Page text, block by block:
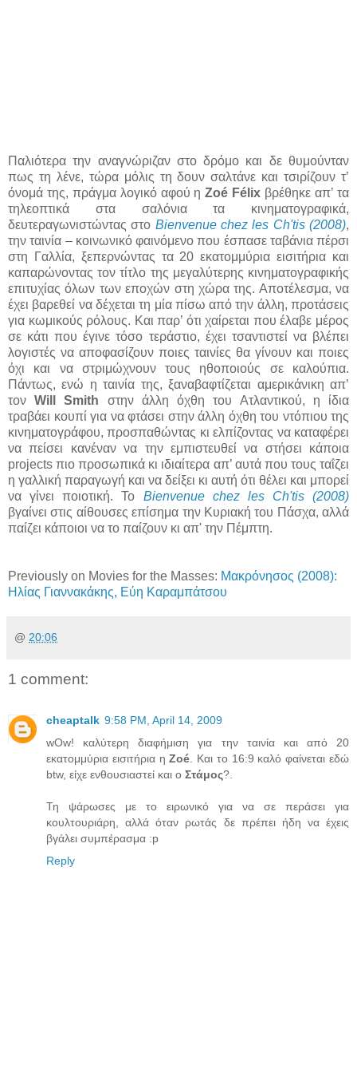
Παλιότερα την αναγνώριζαν στο δρόμο και δε θυμούνταν
πως τη λένε, τώρα μόλις τη δουν σαλτάνε και τσιρίζουν τ’
όνομά της, πράγμα λογικό αφού ηZoé Félix βρέθηκε απ’ τα
τηλεοπτικά στα σαλόνια τα κινηματογραφικά,
δευτεραγωνιστώντας στο Bienvenue chez les Ch'tis (2008),
την ταινία – κοινωνικό φαινόμενο που έσπασε ταβάνια πέρσι
στη Γαλλία, ξεπερνώντας τα 20 εκατομμύρια εισιτήρια και
καπαρώνοντας τον τίτλο της μεγαλύτερης κινηματογραφικής
επιτυχίας όλων των εποχών στη χώρα της. Αποτέλεσμα, να
έχει βαρεθεί να δέχεται τη μία πίσω από την άλλη, προτάσεις
για κωμικούς ρόλους. Και παρ’ ότι χαίρεται που έλαβε μέρος
σε κάτι που έγινε τόσο τεράστιο, έχει τσαντιστεί να βλέπει
λογιστές να αποφασίζουν ποιες ταινίες θα γίνουν και ποιες
όχι και να στριμώχνουν τους ηθοποιούς σε καλούπια.
Πάντως, ενώ η ταινία της, ξαναβαφτίζεται αμερικάνικη απ’
τονWill Smith στην άλλη όχθη του Ατλαντικού, η ίδια
τραβάει κουπί για να φτάσει στην άλλη όχθη του ντόπιου της
κινηματογράφου, προσπαθώντας κι ελπίζοντας να καταφέρει
να πείσει κανέναν να την εμπιστευθεί να στήσει κάποια
projects πιο προσωπικά κι ιδιαίτερα απ’ αυτά που τους ταΐζει
η γαλλική παραγωγή και να δείξει κι αυτή ότι θέλει και μπορεί
να γίνει ποιοτική. Το Bienvenue chez les Ch'tis (2008)
βγαίνει στις αίθουσες επίσημα την Κυριακή του Πάσχα, αλλά
παίζει κάποιοι να το παίζουν κι απ' την Πέμπτη.
Previously on Movies for the Masses: Μακρόνησος (2008):
Ηλίας Γιαννακάκης, Εύη Καραμπάτσου
@ 20:06
1 comment:
cheaptalk 9:58 PM, April 14, 2009
wOw! καλύτερη διαφήμιση για την ταινία και από 20
εκατομμύρια εισιτήρια ηZoé . Και το 16:9 καλό φαίνεται εδώ
btw, είχε ενθουσιαστεί και ο Στάμος?.
Τη ψάρωσες με το ειρωνικό για να σε περάσει για
κουλτουριάρη, αλλά όταν ρωτάς δε πρέπει ήδη να έχεις
βγάλει συμπέρασμα :p
Reply